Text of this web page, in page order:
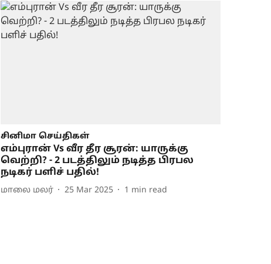
சினிமா செய்திகள்
எம்புரான் Vs வீர தீர சூரன்: யாருக்கு
வெற்றி? - 2 படத்திலும் நடித்த பிரபல
நடிகர் பளிச் பதில்!
மாலை மலர் 25 Mar 2025 1 min read